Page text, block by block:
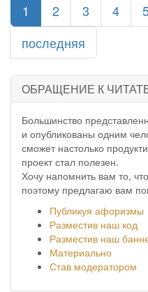
1 (current)
2 3 4
последняя
ОБРАЩЕНИЕ К
Большинство
и опубликованы одним
сможет настолько
проект стал полезен.
Хочу напомнить вам то,
поэтому предлагаю вам
Публикуя афоризмы
Разместив наш код
Разместив наш
Материально
Став модератором